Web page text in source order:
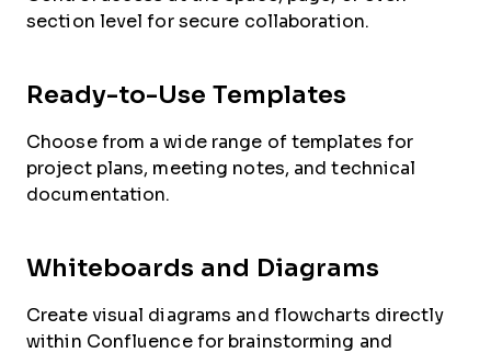
section level for secure collaboration.
Ready-to-Use Templates
Choose from a wide range of templates for
project plans, meeting notes, and technical
documentation.
Whiteboards and Diagrams
Create visual diagrams and flowcharts directly
within Confluence for brainstorming and